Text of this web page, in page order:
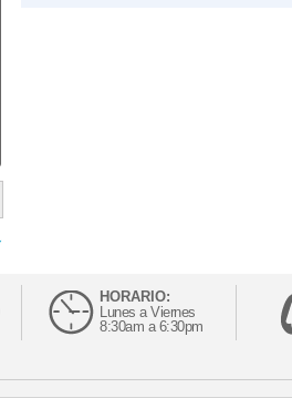
HORARIO:
Lunes a Viernes
8:30am a 6:30pm